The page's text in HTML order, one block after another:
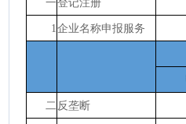
一登记注册
1企业名称申报服务
二反垄断